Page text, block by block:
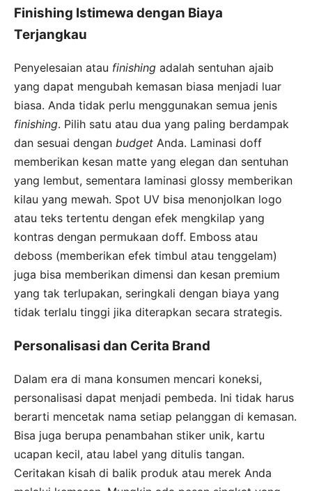
Finishing Istimewa dengan Biaya
Terjangkau
Penyelesaian atau finishing adalah sentuhan ajaib
yang dapat mengubah kemasan biasa menjadi luar
biasa. Anda tidak perlu menggunakan semua jenis
finishing. Pilih satu atau dua yang paling berdampak
dan sesuai dengan budget Anda. Laminasi doff
memberikan kesan matte yang elegan dan sentuhan
yang lembut, sementara laminasi glossy memberikan
kilau yang mewah. Spot UV bisa menonjolkan logo
atau teks tertentu dengan efek mengkilap yang
kontras dengan permukaan doff. Emboss atau
deboss (memberikan efek timbul atau tenggelam)
juga bisa memberikan dimensi dan kesan premium
yang tak terlupakan, seringkali dengan biaya yang
tidak terlalu tinggi jika diterapkan secara strategis.
Personalisasi dan Cerita Brand
Dalam era di mana konsumen mencari koneksi,
personalisasi dapat menjadi pembeda. Ini tidak harus
berarti mencetak nama setiap pelanggan di kemasan.
Bisa juga berupa penambahan stiker unik, kartu
ucapan kecil, atau label yang ditulis tangan.
Ceritakan kisah di balik produk atau merek Anda